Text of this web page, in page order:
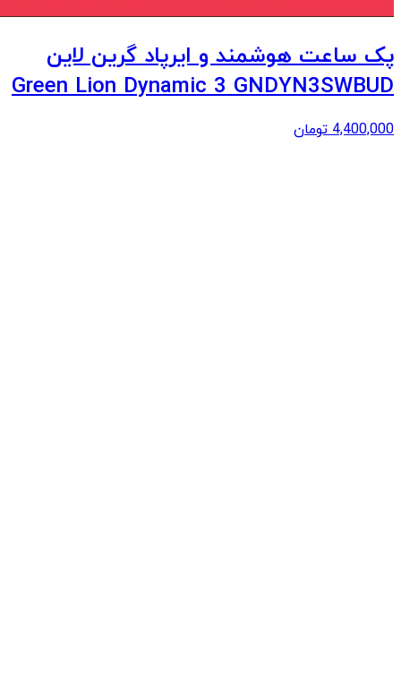
پک ساعت هوشمند و ایرپاد گرین لاین
Green Lion Dynamic 3 GNDYN3SWBUD
4,400,000 تومان